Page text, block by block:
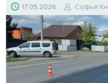
17.05.2026 Софья